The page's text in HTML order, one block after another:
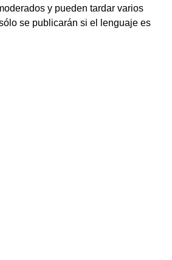
y pueden tardar varios
se publicarán si el lenguaje es